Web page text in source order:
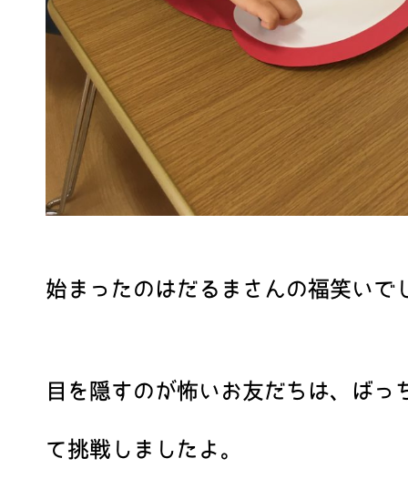
始まったのはだるまさんの福笑い
目を隠すのが怖いお友だちは、ばっ
て挑戦しましたよ。